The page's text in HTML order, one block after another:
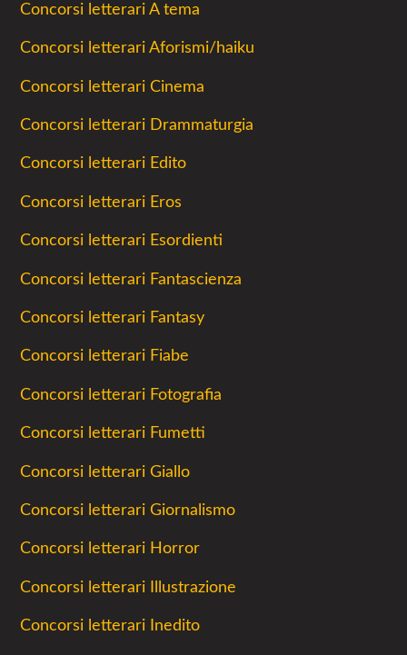
Concorsi letterari A tema
Concorsi letterari Aforismi/haiku
Concorsi letterari Cinema
Concorsi letterari Drammaturgia
Concorsi letterari Edito
Concorsi letterari Eros
Concorsi letterari Esordienti
Concorsi letterari Fantascienza
Concorsi letterari Fantasy
Concorsi letterari Fiabe
Concorsi letterari Fotografia
Concorsi letterari Fumetti
Concorsi letterari Giallo
Concorsi letterari Giornalismo
Concorsi letterari Horror
Concorsi letterari Illustrazione
Concorsi letterari Inedito